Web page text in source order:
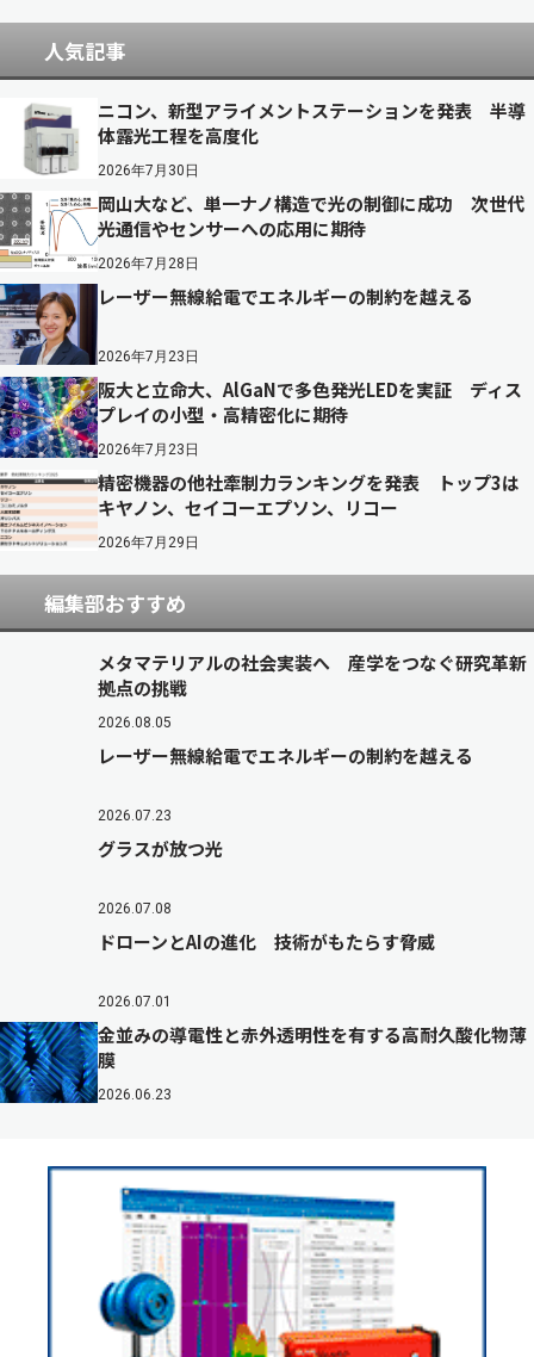
人気記事
ニコン、新型アライメントステーションを発表 半導
体露光工程を高度化
2026年7月30日
岡山大など、単一ナノ構造で光の制御に成功 次世代
光通信やセンサーへの応用に期待
2026年7月28日
レーザー無線給電でエネルギーの制約を越える
2026年7月23日
阪大と立命大、AlGaNで多色発光LEDを実証 ディス
プレイの小型・高精密化に期待
2026年7月23日
精密機器の他社牽制力ランキングを発表 トップ3は
キヤノン、セイコーエプソン、リコー
2026年7月29日
編集部おすすめ
メタマテリアルの社会実装へ 産学をつなぐ研究革新
拠点の挑戦
2026.08.05
レーザー無線給電でエネルギーの制約を越える
2026.07.23
グラスが放つ光
2026.07.08
ドローンとAIの進化 技術がもたらす脅威
2026.07.01
金並みの導電性と赤外透明性を有する高耐久酸化物薄
膜
2026.06.23